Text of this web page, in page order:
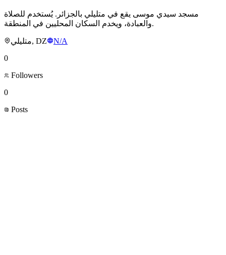
مسجد سيدي موسى يقع في متليلي بالجزائر. يُستخدم للصلاة
والعبادة، ويخدم السكان المحليين في المنطقة.
متليلي, DZ
N/A
0
Followers
0
Posts